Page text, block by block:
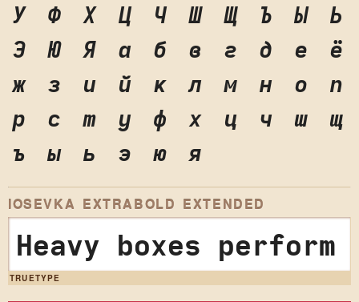
У
Ф Х Ц Ч Ш Щ Ъ Ы
Ь
Э
Ю Я а б в г д е
ё
ж
з и й к л м н о
п
р
с т у ф х ц ч ш
щ
ъ
ы ь э ю я
IOSEVKA EXTRABOLD EXTENDED
Heavy boxes
TRUETYPE